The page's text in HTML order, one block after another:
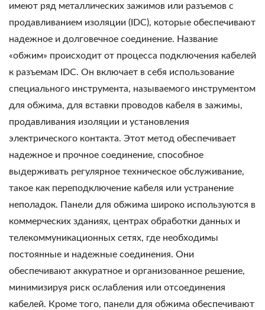
имеют ряд металлических зажимов или разъемов с
продавливанием изоляции (IDC), которые обеспечивают
надежное и долговечное соединение. Название
«обжим» происходит от процесса подключения кабелей
к разъемам IDC. Он включает в себя использование
специального инструмента, называемого инструментом
для обжима, для вставки проводов кабеля в зажимы,
продавливания изоляции и установления
электрического контакта. Этот метод обеспечивает
надежное и прочное соединение, способное
выдерживать регулярное техническое обслуживание,
такое как переподключение кабеля или устранение
неполадок. Панели для обжима широко используются в
коммерческих зданиях, центрах обработки данных и
телекоммуникационных сетях, где необходимы
постоянные и надежные соединения. Они
обеспечивают аккуратное и организованное решение,
минимизируя риск ослабления или отсоединения
кабелей. Кроме того, панели для обжима обеспечивают